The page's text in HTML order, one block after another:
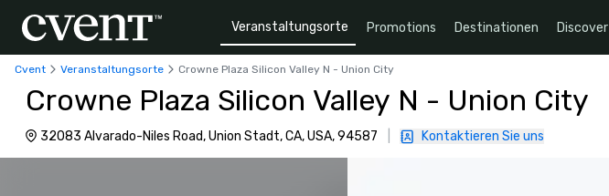
Veranstaltungsorte Promotions Destinationen Discover
Cvent Veranstaltungsorte Crowne Plaza Silicon Valley N - Union City
Crowne Plaza Silicon Valley N - Union City
32083 Alvarado-Niles Road, Union Stadt, CA, USA, 94587 Kontaktieren Sie uns